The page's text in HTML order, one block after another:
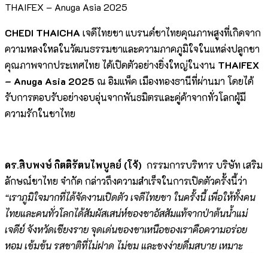
THAIFEX – Anuga Asia 2025
CHEDI THAICHA เจดีไทยชา แบรนด์ชาไทยคุณภาพสูงที่เกิดจาก
ความหลงใหลในวัฒนธรรมชาและความภาคภูมิใจในแหล่งปลูกชา
คุณภาพจากประเทศไทย ได้เปิดตัวอย่างยิ่งใหญ่ในงาน THAIFEX
– Anuga Asia 2025 ณ อิมแพ็ค เมืองทองธานีที่ผ่านมา โดยได้
รับการตอบรับอย่างอบอุ่นจากพันธมิตรและคู่ค้าจากทั่วโลกผู้มี
ความรักในชาไทย
ดร.สิบพงษ์ กิตติรัตนไพบูลย์ (โจ้) กรรมการบริหาร บริษัท เสริม
ลักษณ์ชาไทย จำกัด กล่าวถึงความสำเร็จในการเปิดตัวครั้งนี้ว่า
“เราภูมิใจมากที่ได้จัดงานเปิดตัว เจดีไทยชา ในครั้งนี้ เพื่อให้ทั้งคน
ไทยและคนทั่วโลกได้สัมผัสเสน่ห์ของชาอัสสัมแท้จากป่าต้นน้ำแม่
เจดีย์ จังหวัดเชียงราย จุดเด่นของชาเหนือของเราคือความอร่อย
หอม เข้มข้น รสชาติที่ไม่ฝาด ไม่ขม และชงง่ายดื่มสบาย เหมาะ